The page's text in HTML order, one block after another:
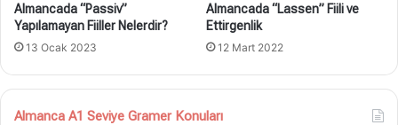
Almancada “Passiv”
Yapılamayan Fiiller Nelerdir?
13 Ocak 2023
Almancada “Lassen” Fiili ve
Ettirgenlik
12 Mart 2022
Almanca A1 Seviye Gramer Konuları